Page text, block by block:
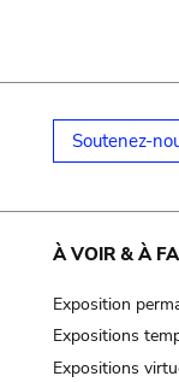
Soutenez-
À VOIR & À
Exposition
Expositions
Expositions